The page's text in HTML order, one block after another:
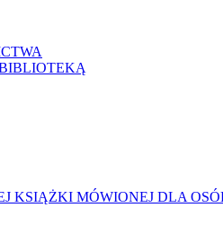
KSIĄŻKI MÓWIONEJ DLA